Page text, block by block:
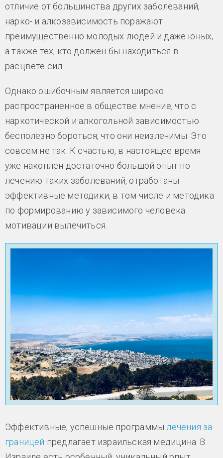
отличие от большинства других заболеваний,
нарко- и алкозависимость поражают
преимущественно молодых людей и даже юных,
а также тех, кто должен бы находиться в
расцвете сил.
Однако ошибочным является широко
распространенное в обществе мнение, что с
наркотической и алкогольной зависимостью
бесполезно бороться, что они неизлечимы. Это
совсем не так. К счастью, в настоящее время
уже накоплен достаточно большой опыт по
лечению таких заболеваний, отработаны
эффективные методики, в том числе и методика
по формированию у зависимого человека
мотивации вылечиться.
Эффективные, успешные программы лечения за
границей предлагает израильская медицина. В